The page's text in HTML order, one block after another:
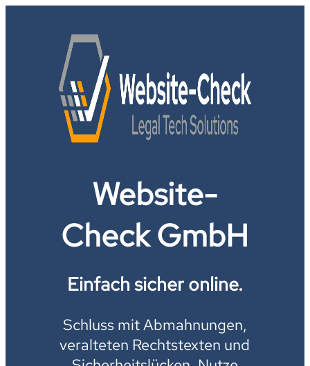
Website-
Check GmbH
Einfach sicher online.
Schluss mit Abmahnungen,
veralteten Rechtstexten und